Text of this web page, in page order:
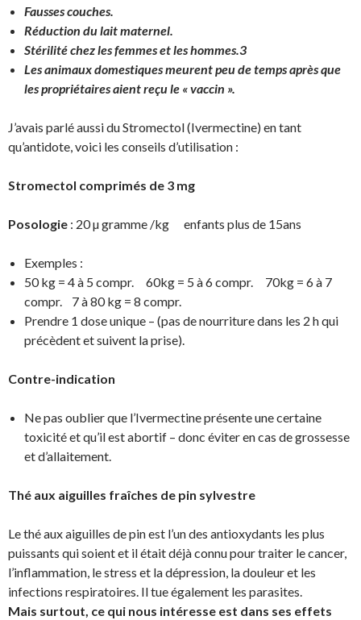
Fausses couches.
Réduction du lait maternel.
Stérilité chez les femmes et les hommes.3
Les animaux domestiques meurent peu de temps après que
les propriétaires aient reçu le « vaccin ».
J’avais parlé aussi du Stromectol (Ivermectine) en tant
qu’antidote, voici les conseils d’utilisation :
Stromectol comprimés de 3 mg
Posologie : 20 µ gramme /kg enfants plus de 15ans
Exemples :
50 kg = 4 à 5 compr. 60kg = 5 à 6 compr. 70kg = 6 à 7
compr. 7 à 80 kg = 8 compr.
Prendre 1 dose unique – (pas de nourriture dans les 2 h qui
précèdent et suivent la prise).
Contre-indication
Ne pas oublier que l’Ivermectine présente une certaine
toxicité et qu’il est abortif – donc éviter en cas de grossesse
et d’allaitement.
Thé aux aiguilles fraîches de pin sylvestre
Le thé aux aiguilles de pin est l’un des antioxydants les plus
puissants qui soient et il était déjà connu pour traiter le cancer,
l’inflammation, le stress et la dépression, la douleur et les
infections respiratoires. Il tue également les parasites.
Mais surtout, ce qui nous intéresse est dans ses effets